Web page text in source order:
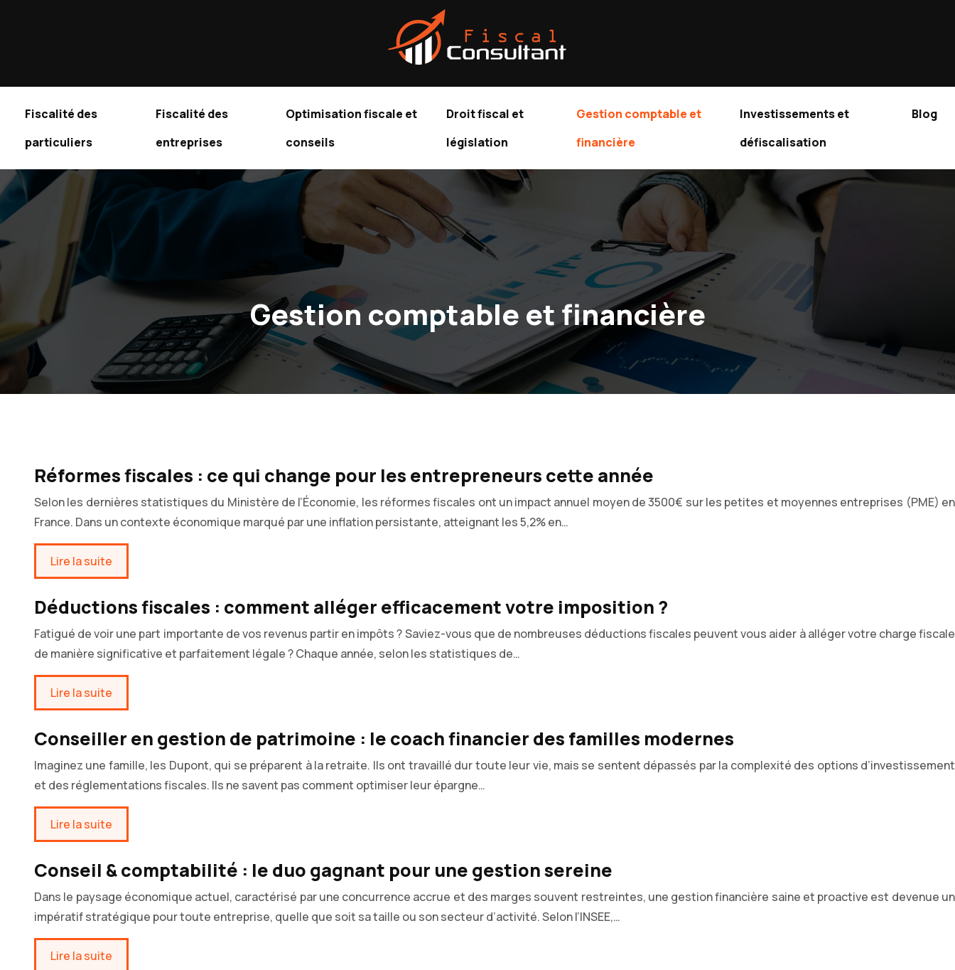
Fiscalité des
particuliers
Fiscalité des
entreprises
Optimisation fiscale et
conseils
Droit fiscal et
législation
Gestion comptable et
financière
Investissements et
défiscalisation
Blog
Gestion comptable et financière
Réformes fiscales : ce qui change pour les entrepreneurs cette année
Selon les dernières statistiques du Ministère de l’Économie, les réformes fiscales ont un impact annuel moyen de 3500€ sur les petites et moyennes entreprises (PME) en
France. Dans un contexte économique marqué par une inflation persistante, atteignant les 5,2% en…
Lire la suite
Déductions fiscales : comment alléger efficacement votre imposition ?
Fatigué de voir une part importante de vos revenus partir en impôts ? Saviez-vous que de nombreuses déductions fiscales peuvent vous aider à alléger votre charge fiscale
de manière significative et parfaitement légale ? Chaque année, selon les statistiques de…
Lire la suite
Conseiller en gestion de patrimoine : le coach financier des familles modernes
Imaginez une famille, les Dupont, qui se préparent à la retraite. Ils ont travaillé dur toute leur vie, mais se sentent dépassés par la complexité des options d’investissement
et des réglementations fiscales. Ils ne savent pas comment optimiser leur épargne…
Lire la suite
Conseil & comptabilité : le duo gagnant pour une gestion sereine
Dans le paysage économique actuel, caractérisé par une concurrence accrue et des marges souvent restreintes, une gestion financière saine et proactive est devenue un
impératif stratégique pour toute entreprise, quelle que soit sa taille ou son secteur d’activité. Selon l’INSEE,…
Lire la suite